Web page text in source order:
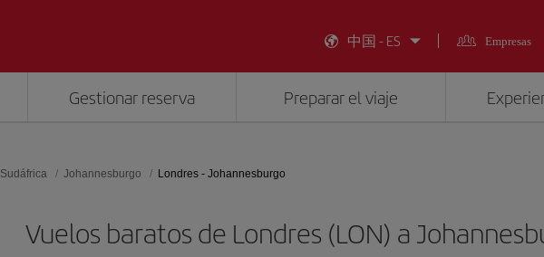
中国 - ES
Empresas
Gestionar reserva Preparar el viaje
Sudáfrica Johannesburgo Londres - Johannesburgo
Vuelos baratos de Londres (LON) a